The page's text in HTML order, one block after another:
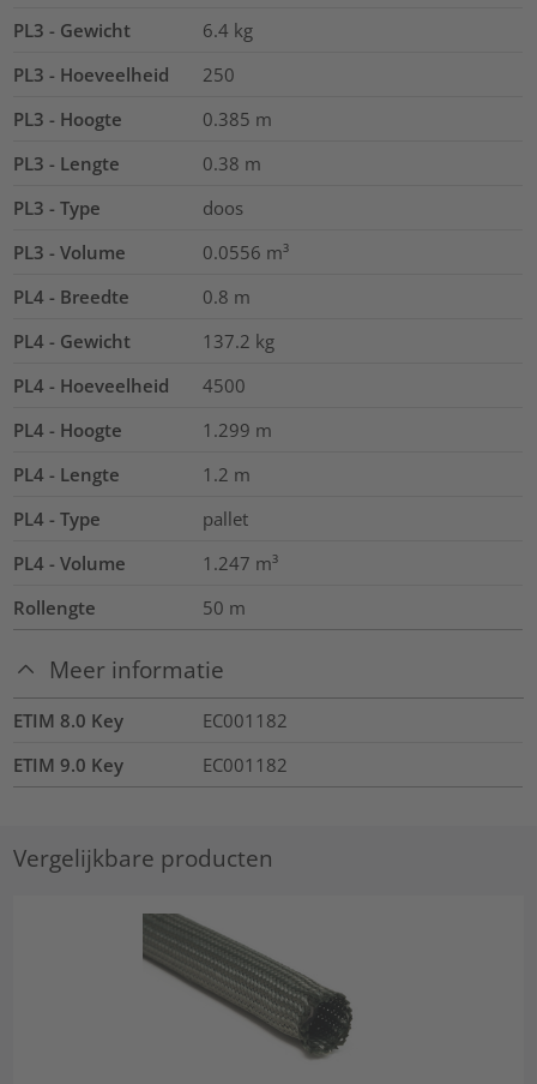
PL3 - Gewicht
6.4 kg
PL3 - Hoeveelheid
250
PL3 - Hoogte
0.385 m
PL3 - Lengte
0.38 m
PL3 - Type
doos
PL3 - Volume
0.0556 m³
PL4 - Breedte
0.8 m
PL4 - Gewicht
137.2 kg
PL4 - Hoeveelheid
4500
PL4 - Hoogte
1.299 m
PL4 - Lengte
1.2 m
PL4 - Type
pallet
PL4 - Volume
1.247 m³
Rollengte
50 m
Meer informatie
ETIM 8.0 Key
EC001182
ETIM 9.0 Key
EC001182
Vergelijkbare producten